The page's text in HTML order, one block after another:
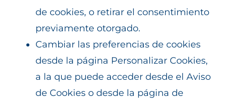
de cookies, o retirar el consentimiento
previamente otorgado.
Cambiar las preferencias de cookies
desde la página Personalizar Cookies,
a la que puede acceder desde el Aviso
de Cookies o desde la página de